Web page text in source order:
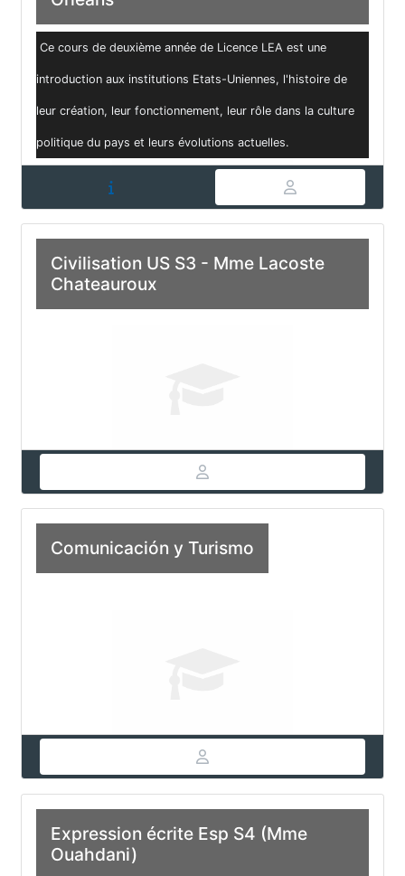
Ce cours de deuxième année de Licence LEA est une
introduction aux institutions Etats-Uniennes, l'histoire de
leur création, leur fonctionnement, leur rôle dans la culture
politique du pays et leurs évolutions actuelles.
Civilisation US S3 - Mme Lacoste
Chateauroux
Comunicación y Turismo
Expression écrite Esp S4 (Mme
Ouahdani)